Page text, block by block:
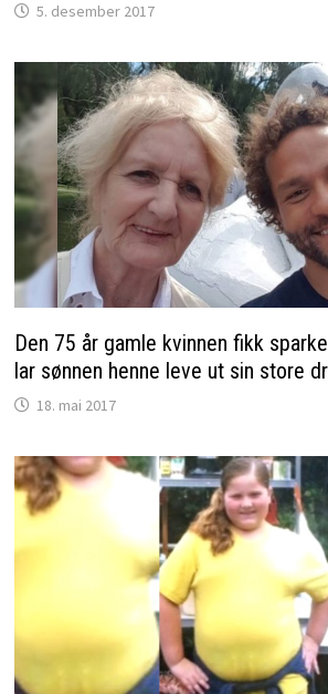
5. desember 2017
Den 75 år gamle kvinnen fikk
lar sønnen henne leve ut sin store
18. mai 2017